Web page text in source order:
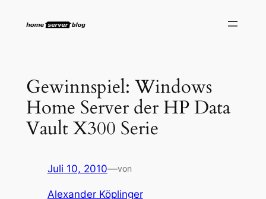
Inhalt
Gewinnspiel: Windows
Home Server der HP Data
Vault X300 Serie
Juli 10, 2010—von
Alexander Köplinger